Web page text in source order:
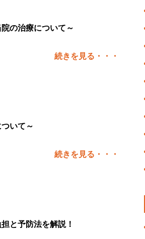
の治療について～
続きを見る・・・
いて～
続きを見る・・・
と予防法を解説！